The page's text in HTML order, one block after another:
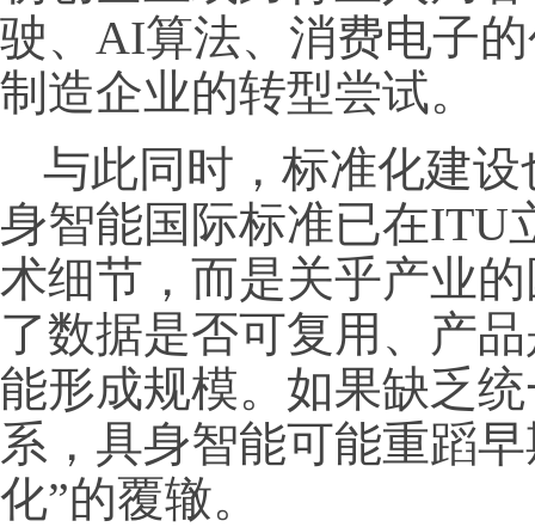
驶、AI算法、消费电子
制造企业的转型尝试。
与此同时，标准化建
身智能国际标准已在ITU
术细节，而是关乎产业
了数据是否可复用、产
能形成规模。如果缺乏
系，具身智能可能重蹈
化”的覆辙。